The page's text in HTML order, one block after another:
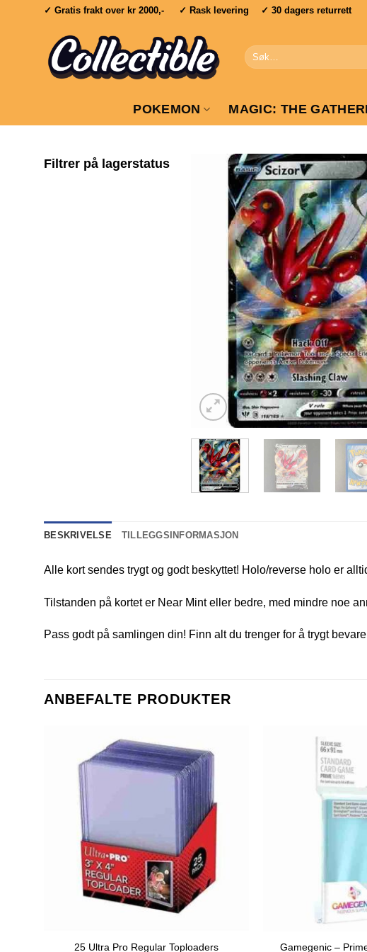
✓ Gratis frakt over kr 2000,- ✓ Rask levering ✓ 30 dagers returrett
Søk
etter:
POKEMON MAGIC: THE
Filtrer på lagerstatus
BESKRIVELSE TILLEGGSINFORMASJON
Alle kort sendes trygt og godt beskyttet! Holo/reverse holo er
Tilstanden på kortet er Near Mint eller bedre, med mindre noe
Pass godt på samlingen din! Finn alt du trenger for å trygt
ANBEFALTE PRODUKTER
25 Ultra Pro Regular Toploaders Gamegenic –